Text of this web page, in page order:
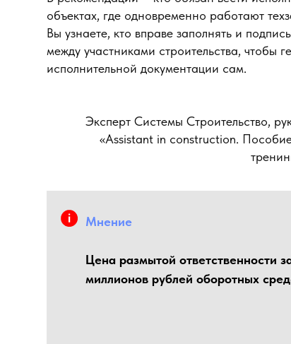
объектах, где одновременно работают
Вы узнаете, кто вправе заполнять и
между участниками строительства, чтобы
исполнительной документации сам.
Эксперт Системы Строительство,
«Assistant in construction.
Мнение
Цена размытой ответственности
миллионов рублей оборотных